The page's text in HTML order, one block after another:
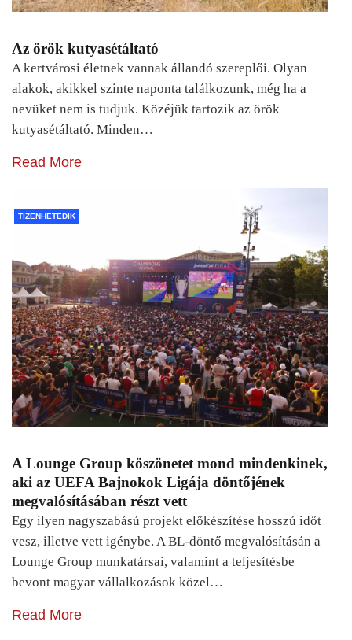
Az örök kutyasétáltató
A kertvárosi életnek vannak állandó szereplői. Olyan
alakok, akikkel szinte naponta találkozunk, még ha a
nevüket nem is tudjuk. Közéjük tartozik az örök
kutyasétáltató. Minden…
Read More
TIZENHETEDIK
A Lounge Group köszönetet mond mindenkinek,
aki az UEFA Bajnokok Ligája döntőjének
megvalósításában részt vett
Egy ilyen nagyszabású projekt előkészítése hosszú időt
vesz, illetve vett igénybe. A BL-döntő megvalósításán a
Lounge Group munkatársai, valamint a teljesítésbe
bevont magyar vállalkozások közel…
Read More